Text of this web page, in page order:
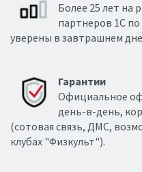
Более 25 лет на
партнеров 1С
уверены в завтрашнем
Гарантии
Официальное
день-в-день,
(сотовая связь, ДМС,
клубах "Физкульт").